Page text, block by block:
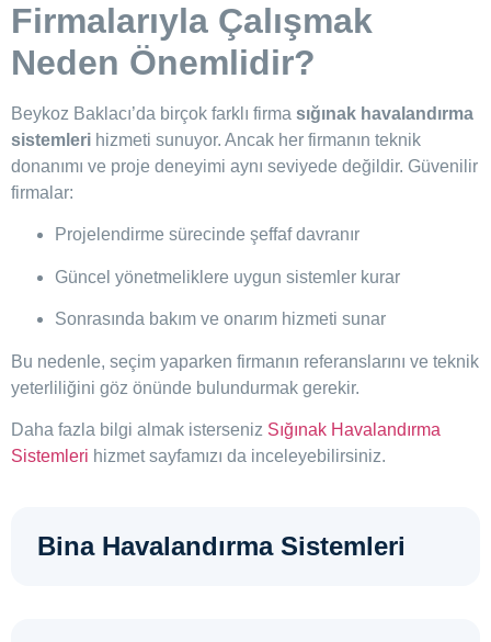
Bina Havalandırma Sistemleri
Firmalarıyla Çalışmak
Neden Önemlidir?
Beykoz Baklacı’da birçok farklı firma sığınak havalandırma
sistemleri hizmeti sunuyor. Ancak her firmanın teknik
donanımı ve proje deneyimi aynı seviyede değildir. Güvenilir
firmalar:
Projelendirme sürecinde şeffaf davranır
Güncel yönetmeliklere uygun sistemler kurar
Sonrasında bakım ve onarım hizmeti sunar
Bu nedenle, seçim yaparken firmanın referanslarını ve teknik
yeterliliğini göz önünde bulundurmak gerekir.
Daha fazla bilgi almak isterseniz Sığınak Havalandırma
Sistemleri hizmet sayfamızı da inceleyebilirsiniz.